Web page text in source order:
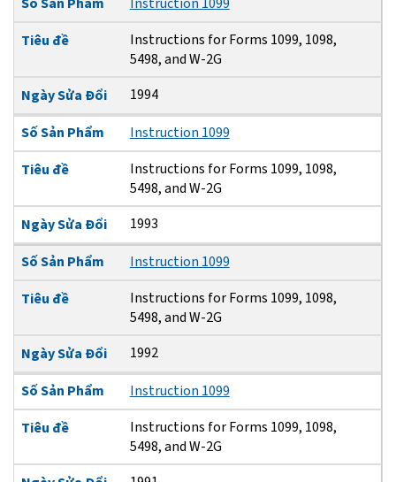
Tiêu đề
Instructions for Forms 1099, 1098,
5498, and W-2G
Ngày Sửa Đổi
1994
Số Sản Phẩm
Instruction 1099
Tiêu đề
Instructions for Forms 1099, 1098,
5498, and W-2G
Ngày Sửa Đổi
1993
Số Sản Phẩm
Instruction 1099
Tiêu đề
Instructions for Forms 1099, 1098,
5498, and W-2G
Ngày Sửa Đổi
1992
Số Sản Phẩm
Instruction 1099
Tiêu đề
Instructions for Forms 1099, 1098,
5498, and W-2G